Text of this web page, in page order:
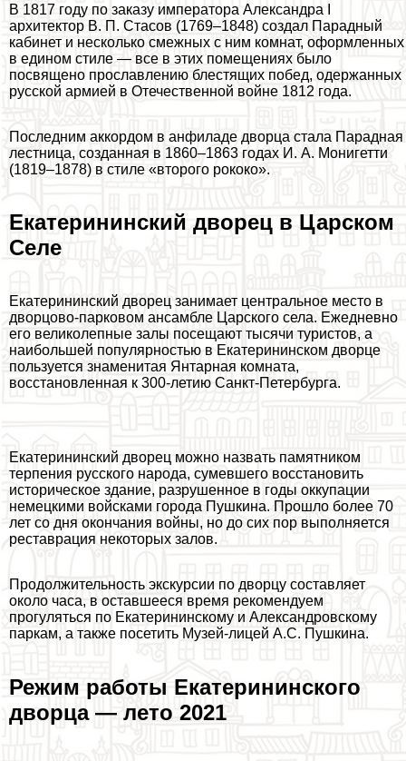
В 1817 году по заказу императора Александра I
архитектор В. П. Стасов (1769–1848) создал Парадный
кабинет и несколько смежных с ним комнат, оформленных
в едином стиле — все в этих помещениях было
посвящено прославлению блестящих побед, одержанных
русской армией в Отечественной войне 1812 года.
Последним аккордом в анфиладе дворца стала Парадная
лестница, созданная в 1860–1863 годах И. А. Монигетти
(1819–1878) в стиле «второго рококо».
Екатерининский дворец в Царском
Селе
Екатерининский дворец занимает центральное место в
дворцово-парковом ансамбле Царского села. Ежедневно
его великолепные залы посещают тысячи туристов, а
наибольшей популярностью в Екатерининском дворце
пользуется знаменитая Янтарная комната,
восстановленная к 300-летию Санкт-Петербурга.
Екатерининский дворец можно назвать памятником
терпения русского народа, сумевшего восстановить
историческое здание, разрушенное в годы оккупации
немецкими войсками города Пушкина. Прошло более 70
лет со дня окончания войны, но до сих пор выполняется
реставрация некоторых залов.
Продолжительность экскурсии по дворцу составляет
около часа, в оставшееся время рекомендуем
прогуляться по Екатерининскому и Александровскому
паркам, а также посетить Музей-лицей А.С. Пушкина.
Режим работы Екатерининского
дворца — лето 2021